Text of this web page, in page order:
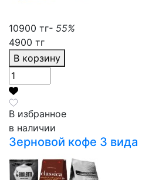
10900 тг- 55%
4900 тг
В корзину
В избранное
в наличии
Зерновой кофе 3 вида